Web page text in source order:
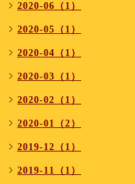
2020-06（1）
2020-05（1）
2020-04（1）
2020-03（1）
2020-02（1）
2020-01（2）
2019-12（1）
2019-11（1）